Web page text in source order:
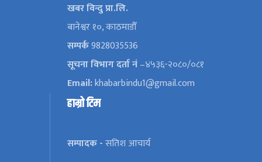
खबर विन्दु प्रा.लि.
बानेश्वर १०, काठमाडौँ
सम्पर्क9828035536
सूचना विभाग दर्ता नं–४५३६-२०८०/०८१
Email:khabarbindu1@gmail.com
हाम्रो टिम
सम्पादक -सतिश आचार्य